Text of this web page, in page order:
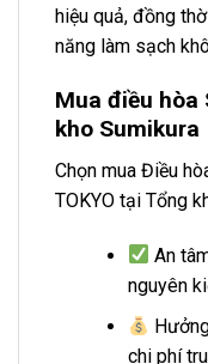
hiệu quả, đồng
năng làm sạch
Mua điều hòa
kho Sumikura
Chọn mua Điều
TOKYO tại Tổng
An
nguyên
chi phí